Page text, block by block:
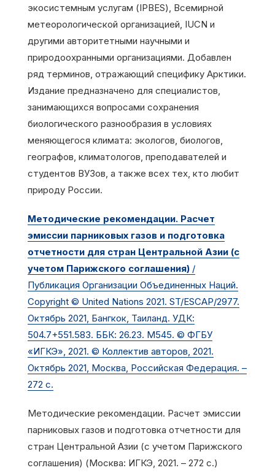
экосистемным услугам (IPBES), Всемирной
метеорологической организацией, IUCN и
другими авторитетными научными и
природоохранными организациями. Добавлен
ряд терминов, отражающий специфику Арктики.
Издание предназначено для специалистов,
занимающихся вопросами сохранения
биологического разнообразия в условиях
меняющегося климата: экологов, биологов,
географов, климатологов, преподавателей и
студентов ВУЗов, а также всех тех, кто любит
природу России.
Методические рекомендации. Расчет
эмиссии парниковых газов и подготовка
отчетности для стран Центральной Азии (с
учетом Парижского соглашения) /
Публикация Организации Объединенных Наций.
Copyright © United Nations 2021. ST/ESCAP/2977.
Октябрь 2021, Бангкок, Таиланд. УДК:
504.7+551.583. ББК: 26.23. М545. © ФГБУ
«ИГКЭ», 2021. © Коллектив авторов, 2021.
Октябрь 2021, Москва, Российская Федерация. –
272 с.
Методические рекомендации. Расчет эмиссии
парниковых газов и подготовка отчетности для
стран Центральной Азии (с учетом Парижского
соглашения) (Москва: ИГКЭ, 2021. – 272 с.)